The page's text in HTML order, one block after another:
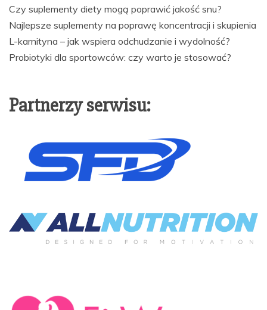
Czy suplementy diety mogą poprawić jakość snu?
Najlepsze suplementy na poprawę koncentracji i skupienia
L-karnityna – jak wspiera odchudzanie i wydolność?
Probiotyki dla sportowców: czy warto je stosować?
Partnerzy serwisu: